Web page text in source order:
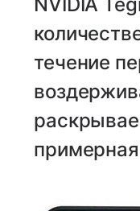
течение